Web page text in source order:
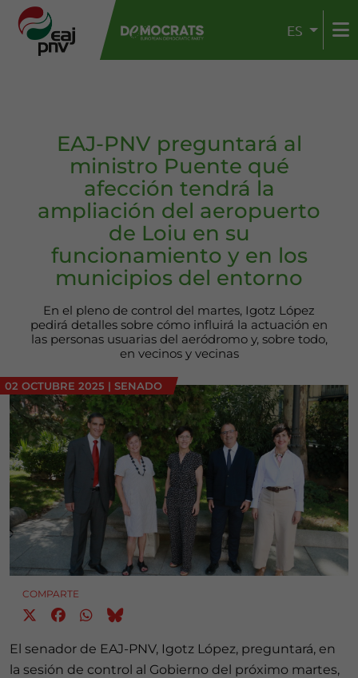
ES
EAJ-PNV preguntará al
ministro Puente qué
afección tendrá la
ampliación del aeropuerto
de Loiu en su
funcionamiento y en los
municipios del entorno
En el pleno de control del martes, Igotz López
pedirá detalles sobre cómo influirá la actuación en
las personas usuarias del aeródromo y, sobre todo,
en vecinos y vecinas
02 OCTUBRE 2025 | SENADO
COMPARTE
El senador de EAJ-PNV, Igotz López, preguntará, en
la sesión de control al Gobierno del próximo martes,